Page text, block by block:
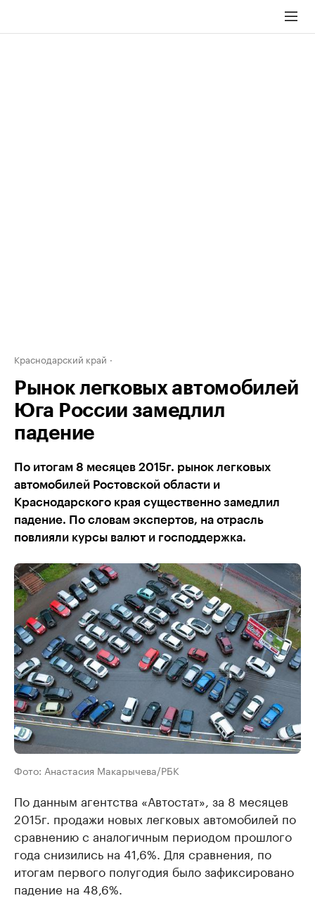
Краснодарский край
Рынок легковых автомобилей
Юга России замедлил
падение
По итогам 8 месяцев 2015г. рынок легковых
автомобилей Ростовской области и
Краснодарского края существенно замедлил
падение. По словам экспертов, на отрасль
повлияли курсы валют и господдержка.
Фото: Анастасия Макарычева/РБК
По данным агентства «Автостат», за 8 месяцев
2015г. продажи новых легковых автомобилей по
сравнению с аналогичным периодом прошлого
года снизились на 41,6%. Для сравнения, по
итогам первого полугодия было зафиксировано
падение на 48,6%.